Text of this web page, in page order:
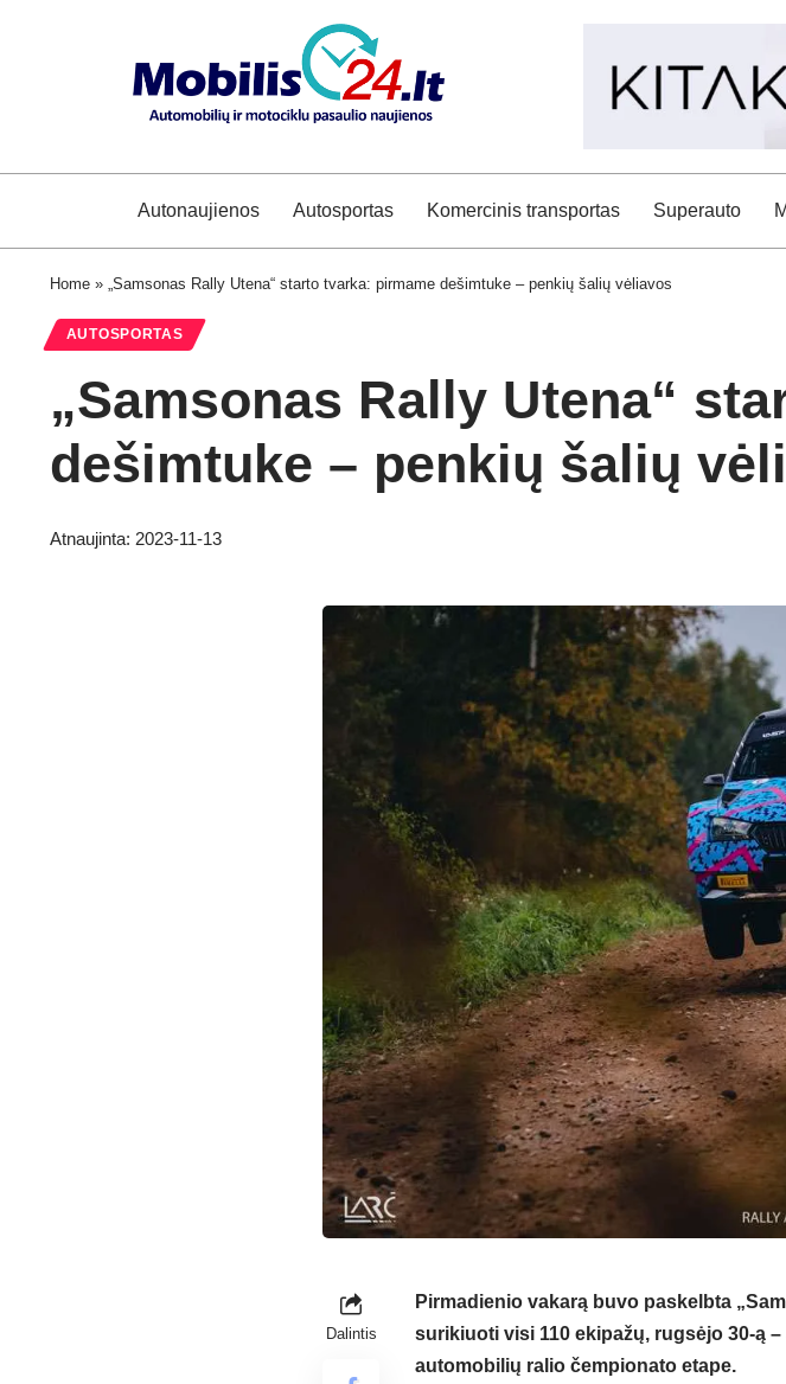
Autonaujienos Autosportas Komercinis transportas Superauto
Home » „Samsonas Rally Utena“ starto tvarka: pirmame dešimtuke – penkių šalių vėliavos
AUTOSPORTAS
„Samsonas Rally Utena“
dešimtuke – penkių šalių
Atnaujinta: 2023-11-13
Dalintis
Pirmadienio vakarą buvo paskelbta
surikiuoti visi 110 ekipažų, rugsėjo 30-ą
automobilių ralio čempionato etape.